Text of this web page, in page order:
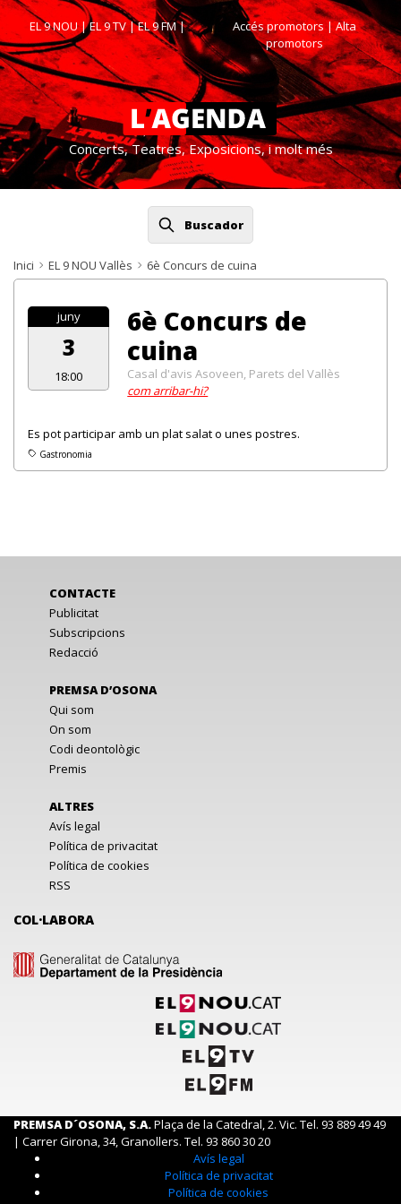
EL 9 NOU|EL 9 TV|EL 9 FM| Accés promotors| Alta
promotors
Concerts, Teatres, Exposicions, i molt més
Buscador
Inici EL 9 NOU Vallès 6è Concurs de cuina
juny
3
18:00
Gastronomia
6è Concurs de
cuina
Casal d'avis Asoveen, Parets del Vallès
com arribar-hi?
Es pot participar amb un plat salat o unes postres.
CONTACTE
Publicitat
Subscripcions
Redacció
PREMSA D’OSONA
Qui som
On som
Codi deontològic
Premis
ALTRES
Avís legal
Política de privacitat
Política de cookies
RSS
COL·LABORA
PREMSA D´OSONA, S.A.Plaça de la Catedral, 2. Vic. Tel. 93 889 49 49
| Carrer Girona, 34, Granollers. Tel. 93 860 30 20
Avís legal
Política de privacitat
Política de cookies